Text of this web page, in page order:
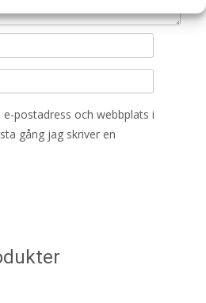
postadress och webbplats i
gång jag skriver en